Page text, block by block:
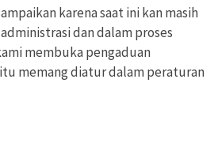
karena saat ini kan masih
dan dalam proses
membuka pengaduan
memang diatur dalam peraturan